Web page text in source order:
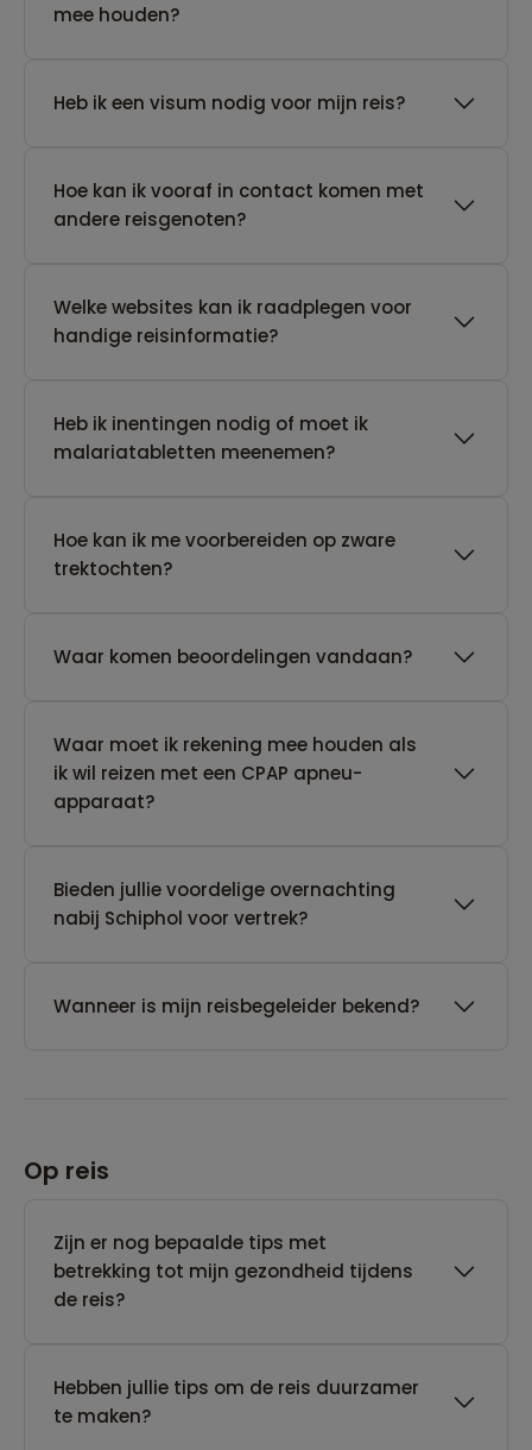
mee houden?
Heb ik een visum nodig voor mijn reis?
Hoe kan ik vooraf in contact komen met
andere reisgenoten?
Welke websites kan ik raadplegen voor
handige reisinformatie?
Heb ik inentingen nodig of moet ik
malariatabletten meenemen?
Hoe kan ik me voorbereiden op zware
trektochten?
Waar komen beoordelingen vandaan?
Waar moet ik rekening mee houden als
ik wil reizen met een CPAP apneu-
apparaat?
Bieden jullie voordelige overnachting
nabij Schiphol voor vertrek?
Wanneer is mijn reisbegeleider bekend?
Op reis
Zijn er nog bepaalde tips met
betrekking tot mijn gezondheid tijdens
de reis?
Hebben jullie tips om de reis duurzamer
te maken?